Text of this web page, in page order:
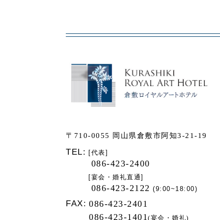
〒710-0055 岡山県倉敷市阿知3-21-19
TEL: [代表]
086-423-2400
[宴会・婚礼直通]
086-423-2122(9:00~18:00)
FAX: 086-423-2401
086-423-1401(宴会・婚礼)